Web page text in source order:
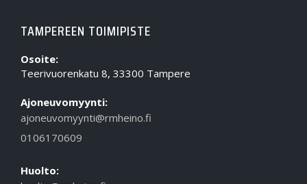
TAMPEREEN TOIMIPISTE
Osoite:
Teerivuorenkatu 8, 33300 Tampere
Ajoneuvomyynti:
ajoneuvomyynti@rmheino.fi
0106170609
Huolto: